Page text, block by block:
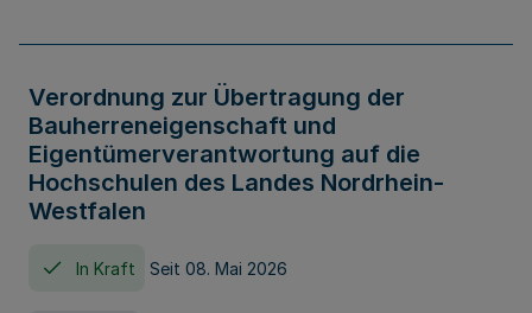
Verordnung zur Übertragung der
Bauherreneigenschaft und
Eigentümerverantwortung auf die
Hochschulen des Landes Nordrhein-
Westfalen
In Kraft Seit 08. Mai 2026